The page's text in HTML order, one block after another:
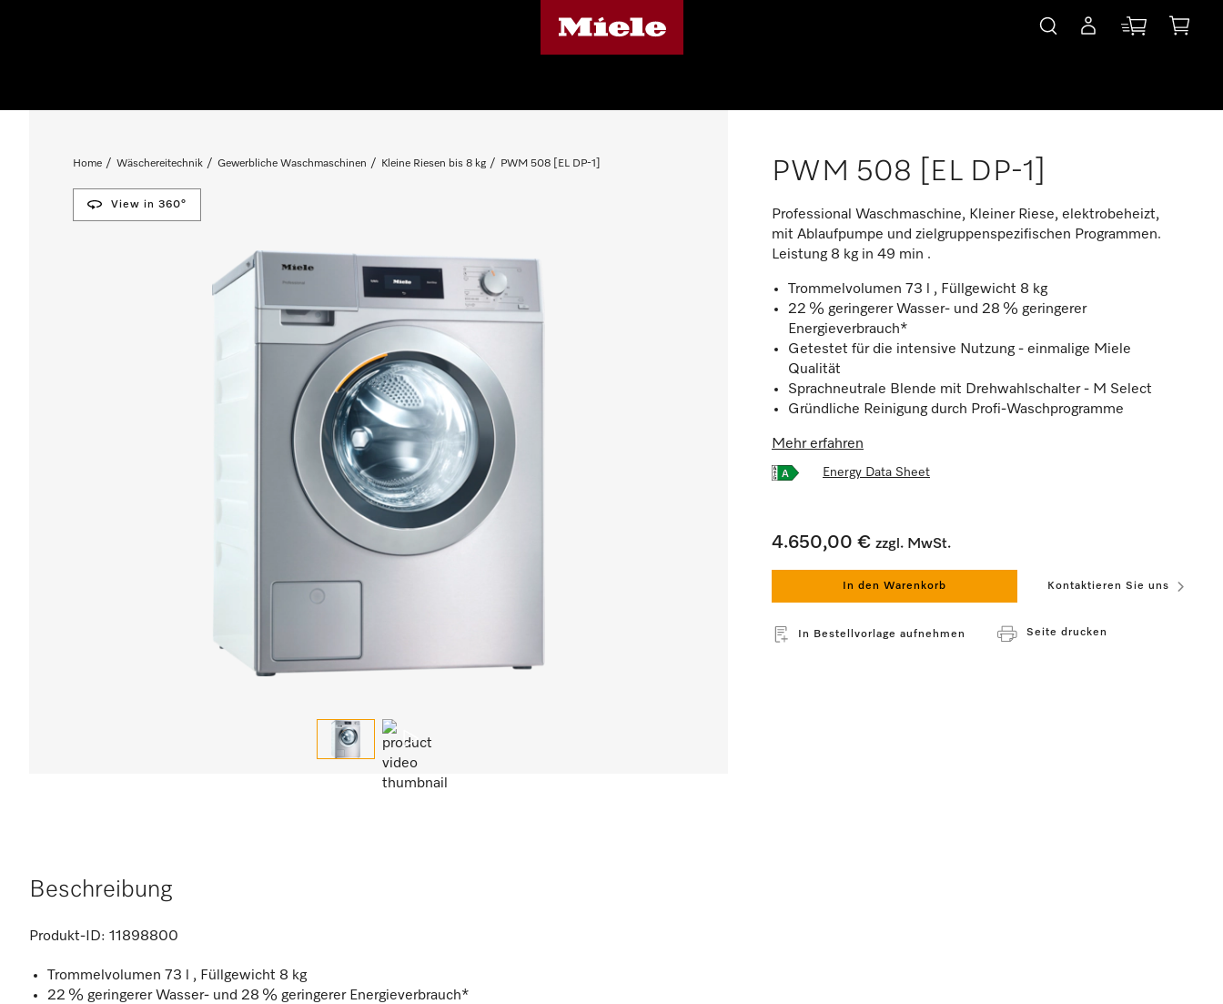
Home Wäschereitechnik Gewerbliche Waschmaschinen Kleine Riesen bis 8 kg PWM 508 [EL DP-1]
View in 360°
PWM 508 [EL DP-1]
Professional Waschmaschine, Kleiner Riese, elektrobeheizt,
mit Ablaufpumpe und zielgruppenspezifischen Programmen.
Leistung 8 kg in 49 min .
Trommelvolumen 73 l , Füllgewicht 8 kg
22 % geringerer Wasser- und 28 % geringerer
Energieverbrauch*
Getestet für die intensive Nutzung - einmalige Miele
Qualität
Sprachneutrale Blende mit Drehwahlschalter - M Select
Gründliche Reinigung durch Profi-Waschprogramme
Mehr erfahren
Energy Data Sheet
4.650,00 € zzgl. MwSt.
In den Warenkorb Kontaktieren Sie uns
In Bestellvorlage aufnehmen Seite drucken
Beschreibung
Produkt-ID: 11898800
Trommelvolumen 73 l , Füllgewicht 8 kg
22 % geringerer Wasser- und 28 % geringerer Energieverbrauch*